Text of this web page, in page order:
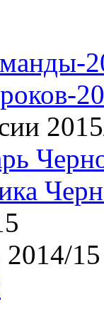
2014/15